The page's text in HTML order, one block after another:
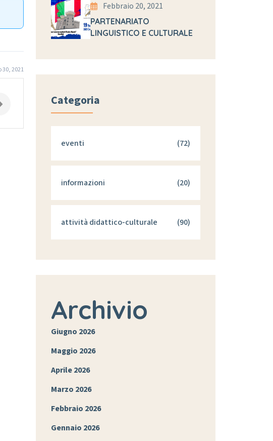
30, 2021
Febbraio 20, 2021
PARTENARIATO
LINGUISTICO E CULTURALE
Categoria
eventi (72)
informazioni (20)
attività didattico-culturale (90)
Archivio
Giugno 2026
Maggio 2026
Aprile 2026
Marzo 2026
Febbraio 2026
Gennaio 2026